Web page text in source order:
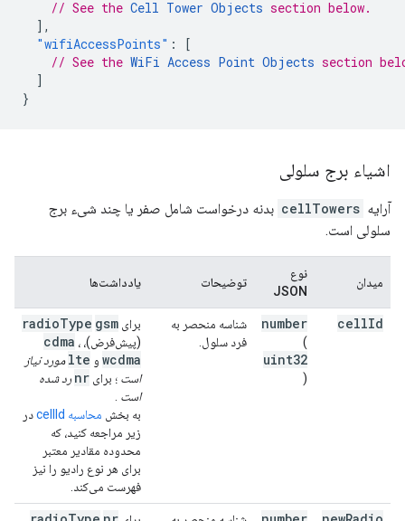
// See the Cell Tower Objects section below.
],
"wifiAccessPoints" :
[
// See the WiFi Access Point Objects section
]
}
اشیاء برج سلولی
آرایه cellTowers بدنه درخواست شامل صفر یا چند شیء برج
سلولی است.
میدان
نوع
JSON
توضیحات یادداشت‌ها
cellId
number
(
uint32
)
شناسه منحصر به
فرد سلول.
برای radioType gsm
(پیش‌فرض)، cdma ،
wcdma و lte مورد نیاز
است ؛ برای nr رد شده
است
به بخش محاسبه cellId
در
زیر مراجعه کنید، که
محدوده مقادیر معتبر
برای هر نوع رادیو را نیز
فهرست می‌کند.